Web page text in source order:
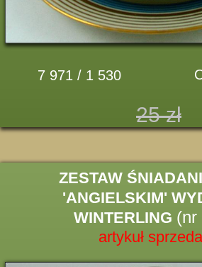
7 971 / 1 530
25 zł
ZESTAW
'ANGIELSKIM'
WINTERLING (nr
artykuł